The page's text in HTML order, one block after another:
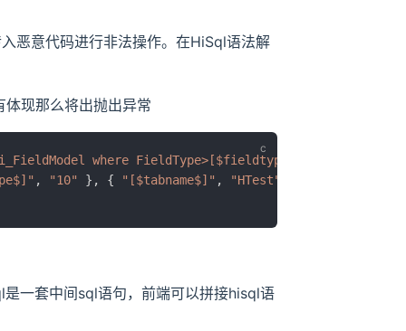
恶意代码进行非法操作。在HiSql语法解
现那么将出抛出异常
where FieldType>[$fieldtype$] and
, "10" }, { "[$tabname$]" , "HTest"
一套中间sql语句，前端可以拼接hisql语